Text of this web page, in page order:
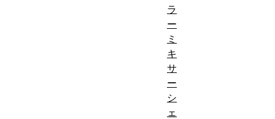
ラ
ー
ミ
キ
サ
ー
シ
ェ